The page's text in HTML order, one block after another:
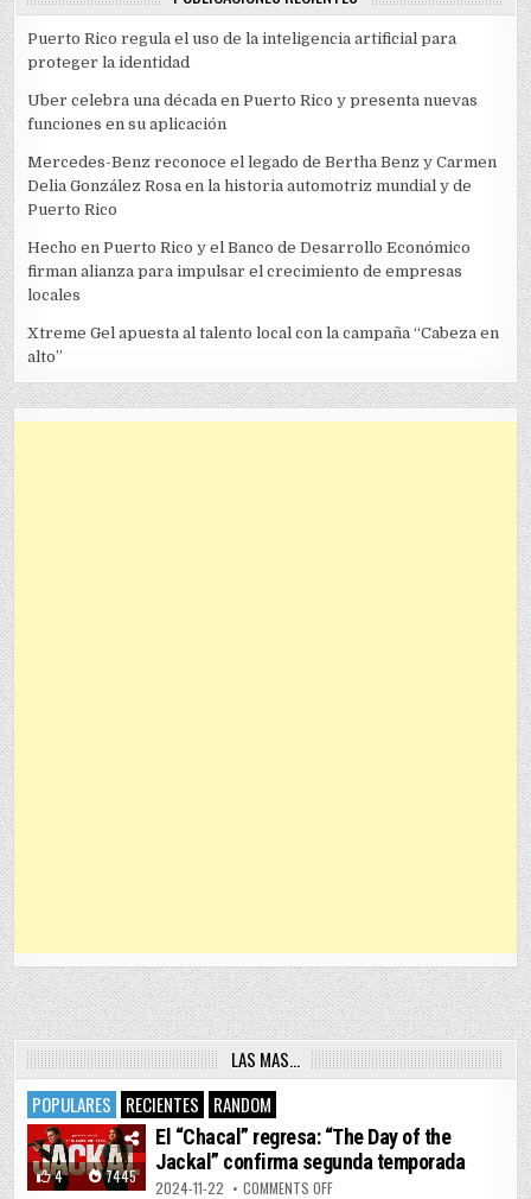
Puerto Rico regula el uso de la inteligencia artificial para
proteger la identidad
Uber celebra una década en Puerto Rico y presenta nuevas
funciones en su aplicación
Mercedes-Benz reconoce el legado de Bertha Benz y Carmen
Delia González Rosa en la historia automotriz mundial y de
Puerto Rico
Hecho en Puerto Rico y el Banco de Desarrollo Económico
firman alianza para impulsar el crecimiento de empresas
locales
Xtreme Gel apuesta al talento local con la campaña “Cabeza en
alto”
LAS MAS…
POPULARES
RECIENTES RANDOM
4 7445
El “Chacal” regresa: “The Day of the
Jackal” confirma segunda temporada
2024-11-22 COMMENTS OFFON EL “CHACAL” REGRESA: “THE